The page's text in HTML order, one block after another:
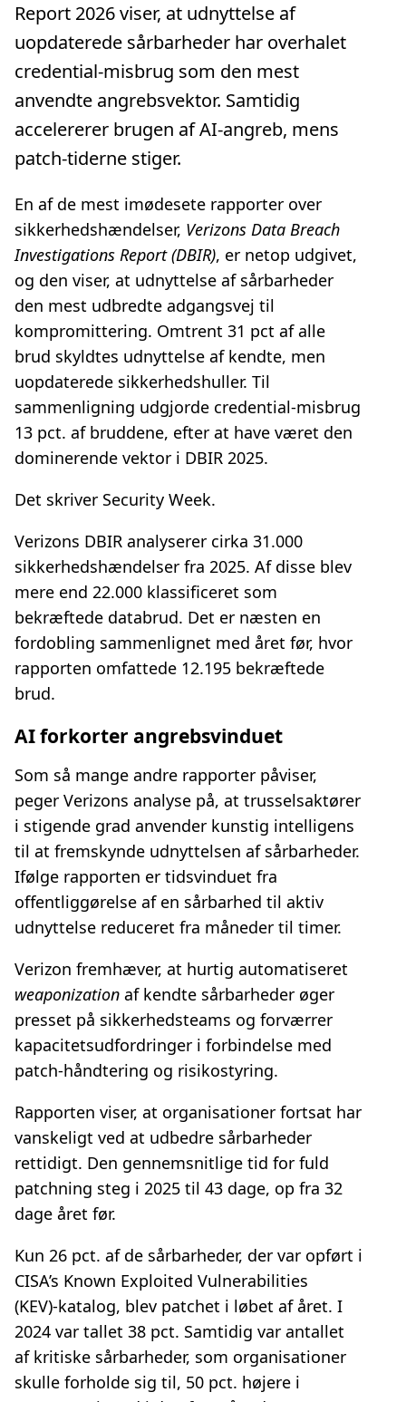
Report 2026 viser, at udnyttelse af
uopdaterede sårbarheder har overhalet
credential‑misbrug som den mest
anvendte angrebsvektor. Samtidig
accelererer brugen af AI-angreb, mens
patch‑tiderne stiger.
En af de mest imødesete rapporter over
sikkerhedshændelser, Verizons Data Breach
Investigations Report (DBIR), er netop udgivet,
og den viser, at udnyttelse af sårbarheder
den mest udbredte adgangsvej til
kompromittering. Omtrent 31 pct af alle
brud skyldtes udnyttelse af kendte, men
uopdaterede sikkerhedshuller. Til
sammenligning udgjorde credential‑misbrug
13 pct. af bruddene, efter at have været den
dominerende vektor i DBIR 2025.
Det skriver Security Week.
Verizons DBIR analyserer cirka 31.000
sikkerhedshændelser fra 2025. Af disse blev
mere end 22.000 klassificeret som
bekræftede databrud. Det er næsten en
fordobling sammenlignet med året før, hvor
rapporten omfattede 12.195 bekræftede
brud.
AI forkorter angrebsvinduet
Som så mange andre rapporter påviser,
peger Verizons analyse på, at trusselsaktører
i stigende grad anvender kunstig intelligens
til at fremskynde udnyttelsen af sårbarheder.
Ifølge rapporten er tidsvinduet fra
offentliggørelse af en sårbarhed til aktiv
udnyttelse reduceret fra måneder til timer.
Verizon fremhæver, at hurtig automatiseret
weaponization af kendte sårbarheder øger
presset på sikkerhedsteams og forværrer
kapacitetsudfordringer i forbindelse med
patch‑håndtering og risikostyring.
Rapporten viser, at organisationer fortsat har
vanskeligt ved at udbedre sårbarheder
rettidigt. Den gennemsnitlige tid for fuld
patchning steg i 2025 til 43 dage, op fra 32
dage året før.
Kun 26 pct. af de sårbarheder, der var opført i
CISA’s Known Exploited Vulnerabilities
(KEV)‑katalog, blev patchet i løbet af året. I
2024 var tallet 38 pct. Samtidig var antallet
af kritiske sårbarheder, som organisationer
skulle forholde sig til, 50 pct. højere i